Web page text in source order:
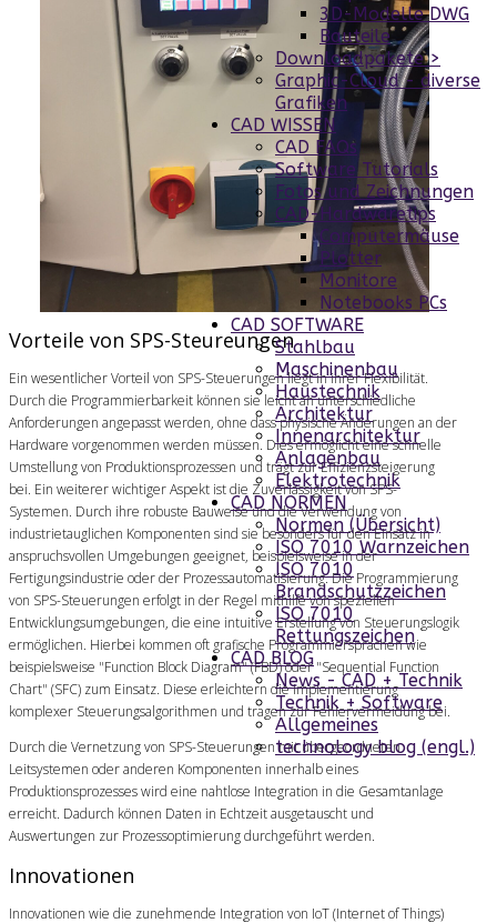
3D-Modelle DWG
Bauteile
Downloadpakete >
Graphic-Cloud - diverse
Grafiken
CAD WISSEN
CAD FAQs
Software Tutorials
Fotos und Zeichnungen
CAD-Hardwaretips
Computermäuse
Plotter
Monitore
Notebooks PCs
CAD SOFTWARE
Stahlbau
Maschinenbau
Haustechnik
Architektur
Innenarchitektur
Anlagenbau
Elektrotechnik
CAD NORMEN
Normen (Übersicht)
ISO 7010 Warnzeichen
ISO 7010
Brandschutzzeichen
ISO 7010
Rettungszeichen
CAD BLOG
News - CAD + Technik
Technik + Software
Allgemeines
technology blog (engl.)
Vorteile von SPS-Steureungen
Ein wesentlicher Vorteil von SPS-Steuerungen liegt in ihrer Flexibilität.
Durch die Programmierbarkeit können sie leicht an unterschiedliche
Anforderungen angepasst werden, ohne dass physische Änderungen an der
Hardware vorgenommen werden müssen. Dies ermöglicht eine schnelle
Umstellung von Produktionsprozessen und trägt zur Effizienzsteigerung
bei. Ein weiterer wichtiger Aspekt ist die Zuverlässigkeit von SPS-
Systemen. Durch ihre robuste Bauweise und die Verwendung von
industrietauglichen Komponenten sind sie besonders für den Einsatz in
anspruchsvollen Umgebungen geeignet, beispielsweise in der
Fertigungsindustrie oder der Prozessautomatisierung. Die Programmierung
von SPS-Steuerungen erfolgt in der Regel mithilfe von speziellen
Entwicklungsumgebungen, die eine intuitive Erstellung von Steuerungslogik
ermöglichen. Hierbei kommen oft grafische Programmiersprachen wie
beispielsweise "Function Block Diagram" (FBD) oder "Sequential Function
Chart" (SFC) zum Einsatz. Diese erleichtern die Implementierung
komplexer Steuerungsalgorithmen und tragen zur Fehlervermeidung bei.
Durch die Vernetzung von SPS-Steuerungen mit übergeordneten
Leitsystemen oder anderen Komponenten innerhalb eines
Produktionsprozesses wird eine nahtlose Integration in die Gesamtanlage
erreicht. Dadurch können Daten in Echtzeit ausgetauscht und
Auswertungen zur Prozessoptimierung durchgeführt werden.
Innovationen
Innovationen wie die zunehmende Integration von IoT (Internet of Things)